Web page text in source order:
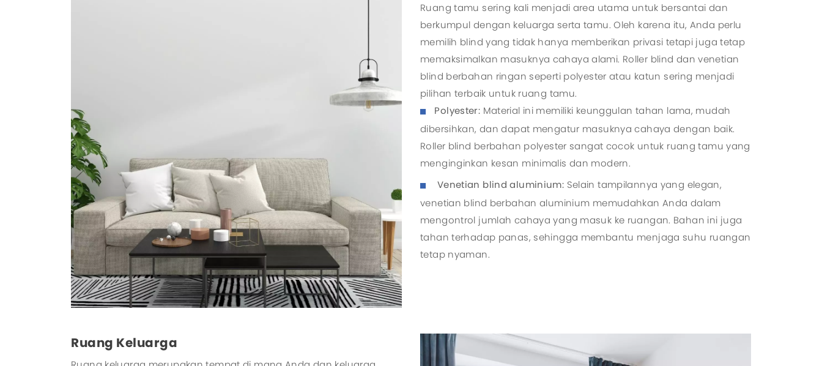
Ruang tamu sering kali menjadi area utama untuk bersantai dan
berkumpul dengan keluarga serta tamu. Oleh karena itu, Anda perlu
memilih blind yang tidak hanya memberikan privasi tetapi juga tetap
memaksimalkan masuknya cahaya alami. Roller blind dan venetian
blind berbahan ringan seperti polyester atau katun sering menjadi
pilihan terbaik untuk ruang tamu.
Polyester: Material ini memiliki keunggulan tahan lama, mudah
dibersihkan, dan dapat mengatur masuknya cahaya dengan baik.
Roller blind berbahan polyester sangat cocok untuk ruang tamu yang
menginginkan kesan minimalis dan modern.
Venetian blind aluminium: Selain tampilannya yang elegan,
venetian blind berbahan aluminium memudahkan Anda dalam
mengontrol jumlah cahaya yang masuk ke ruangan. Bahan ini juga
tahan terhadap panas, sehingga membantu menjaga suhu ruangan
tetap nyaman.
Ruang Keluarga